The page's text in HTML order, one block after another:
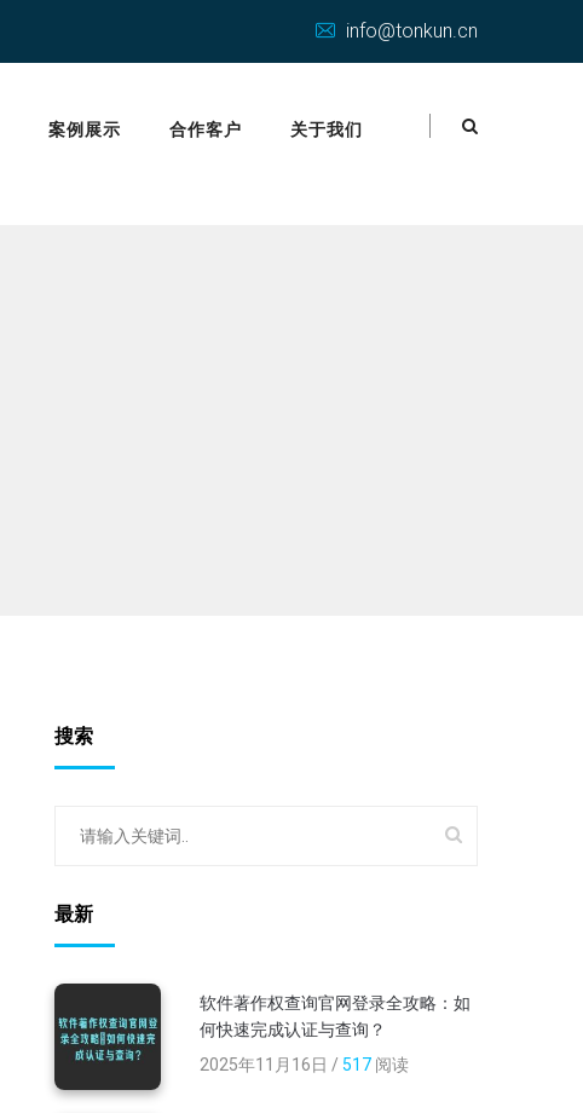
info@tonkun.cn
案例展示 合作客户 关于我们
搜索
最新
软件著作权查询官网登录全攻略：如
何快速完成认证与查询？
2025年11月16日 / 517 阅读